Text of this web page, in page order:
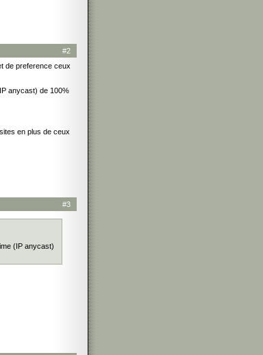
#2
de preference ceux
anycast) de 100%
en plus de ceux
#3
(IP anycast)